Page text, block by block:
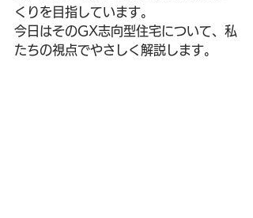
くりを目指しています。
今日はそのGX志向型住宅について、私
たちの視点でやさしく解説します。